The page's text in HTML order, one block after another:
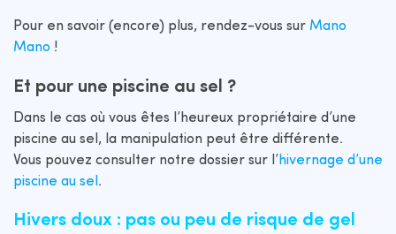
Pour en savoir (encore) plus, rendez-vous sur Mano
Mano !
Et pour une piscine au sel ?
Dans le cas où vous êtes l’heureux propriétaire d’une
piscine au sel, la manipulation peut être différente.
Vous pouvez consulter notre dossier sur l’ hivernage d’une
piscine au sel .
Hivers doux : pas ou peu de risque de gel